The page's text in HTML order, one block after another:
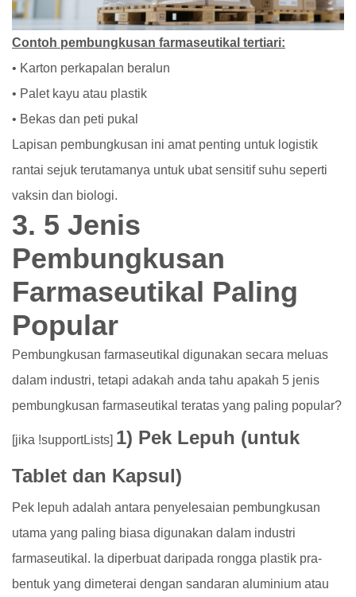
Contoh pembungkusan farmaseutikal tertiari:
• Karton perkapalan beralun
• Palet kayu atau plastik
• Bekas dan peti pukal
Lapisan pembungkusan ini amat penting untuk logistik
rantai sejuk terutamanya untuk ubat sensitif suhu seperti
vaksin dan biologi.
3. 5 Jenis
Pembungkusan
Farmaseutikal Paling
Popular
Pembungkusan farmaseutikal digunakan secara meluas
dalam industri, tetapi adakah anda tahu apakah 5 jenis
pembungkusan farmaseutikal teratas yang paling popular?
[jika !supportLists] 1) Pek Lepuh (untuk
Tablet dan Kapsul)
Pek lepuh adalah antara penyelesaian pembungkusan
utama yang paling biasa digunakan dalam industri
farmaseutikal. Ia diperbuat daripada rongga plastik pra-
bentuk yang dimeterai dengan sandaran aluminium atau